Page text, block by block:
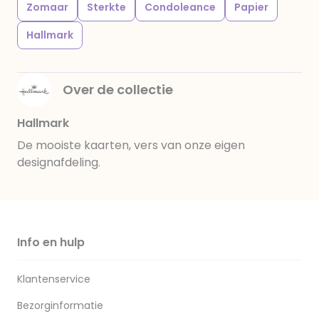
Zomaar Sterkte Condoleance
Papier
Hallmark
Over de collectie
Hallmark
De mooiste kaarten, vers van onze eigen
designafdeling.
Info en hulp
Klantenservice
Bezorginformatie